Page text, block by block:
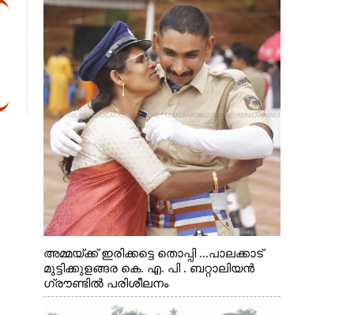
അമ്മയ്ക്ക് ഇരിക്കട്ടെ തൊപ്പി ...പാലക്കാട്
മുട്ടിക്കുളങ്ങര കെ. എ. പി . ബറ്റാലിയൻ
ഗ്രൗണ്ടിൽ പരിശീലനം